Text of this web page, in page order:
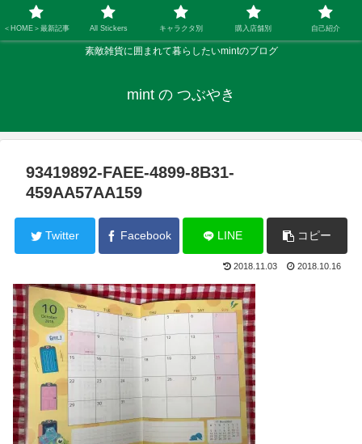
素敵雑貨に囲まれて暮らしたいmintのブログ
mint の つぶやき
93419892-FAEE-4899-8B31-
459AA57AA159
Twitter Facebook LINE コピー
2018.11.03 2018.10.16
＜HOME＞最新記事 All Stickers キャラクタ別 購入店舗別 自己紹介